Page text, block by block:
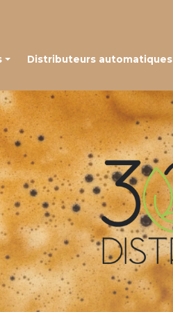
boissons
Distributeurs automatiques